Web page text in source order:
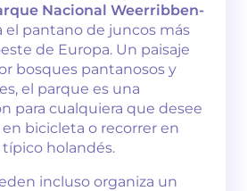
Nacional Weerribben-
el pantano de juncos más
de Europa. Un paisaje
bosques pantanosos y
el parque es una
para cualquiera que desee
bicicleta o recorrer en
típico holandés.
incluso organiza un